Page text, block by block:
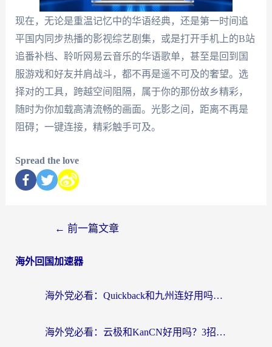
现在，无论是重温记忆中的华语经典，还是第一时间追
平国内同步热播的影视综艺剧集，或是打开手机上的B站
追番补档、聆听网易云音乐的华语歌单，甚至是回到国
服游戏和好友并肩战斗，都不再是遥不可及的奢望。选
择对的工具，跨越空间阻隔，属于你的那份故乡精彩，
随时为你加载高清流畅的画面。光影之间，距离不再是
阻碍；一键连接，精彩触手可及。
Spread the love
← 前一篇文章
海外回国加速器
海外党必看：Quickback和九州连好用吗？3步选对回国加速器实现无缝刷国内资源
海外党必看：云极和KanCN好用吗？3招教你选对回国加速器（附免费VPN避坑指南）